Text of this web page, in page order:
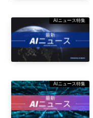
AIニュース特集
AIニュース特集